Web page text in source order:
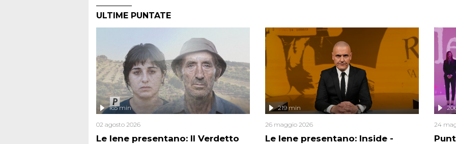
ULTIME PUNTATE
Le Iene presentano: Il Verdetto
165 min
02 agosto 2026
Le Iene presentano: Inside -
219 min
26 maggio 2026 24